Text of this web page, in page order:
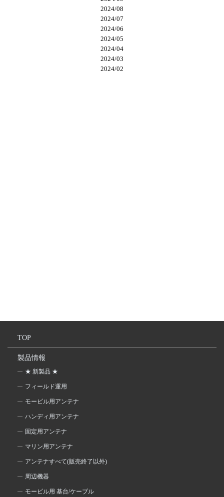
2024/08
2024/07
2024/06
2024/05
2024/04
2024/03
2024/02
TOP
製品情報
★ 新製品 ★
フィールド運用
モービル用アンテナ
ハンディ用アンテナ
固定用アンテナ
マリン用アンテナ
アンテナすべて(販売終了以外)
周辺機器
モービル用 基台/ケーブル